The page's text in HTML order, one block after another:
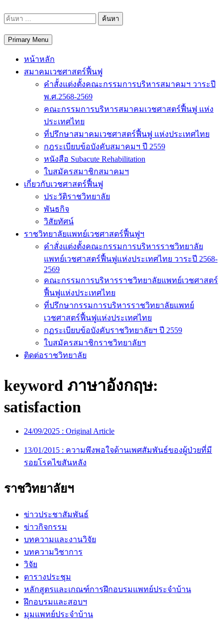
ค้นหา
Primary Menu
หน้าหลัก
สมาคมเวชศาสตร์ฟื้นฟู
คำสั้งแต่งตั้งคณะกรรมการบริหารสมาคมฯ วาระปี
พ.ศ.2568-2569
คณะกรรมการบริหารสมาคมเวชศาสตร์ฟื้นฟู แห่ง
ประเทศไทย
ที่ปรึกษาสมาคมเวชศาสตร์ฟื้นฟู แห่งประเทศไทย
กฎระเบียบข้อบังคับสมาคมฯ ปี 2559
หนังสือ Subacute Rehabilitation
ใบสมัครสมาชิกสมาคมฯ
เกี่ยวกับเวชศาสตร์ฟื้นฟู
ประวัติราชวิทยาลัย
พันธกิจ
วิสัยทัศน์
ราชวิทยาลัยแพทย์เวชศาสตร์ฟื้นฟูฯ
คำสั่งแต่งตั้งคณะกรรมการบริหารราชวิทยาลัย
แพทย์เวชศาสตร์ฟื้นฟูแห่งประเทศไทย วาระปี 2568-
2569
คณะกรรมการบริหารราชวิทยาลัยแพทย์เวชศาสตร์
ฟื้นฟูแห่งประเทศไทย
ที่ปรึกษากรรมการบริหารราชวิทยาลัยแพทย์
เวชศาสตร์ฟื้นฟูแห่งประเทศไทย
กฏระเบียบข้อบังคับราชวิทยาลัยฯ ปี 2559
ใบสมัครสมาชิกราชวิทยาลัยฯ
ติดต่อราชวิทยาลัย
keyword ภาษาอังกฤษ:
satisfaction
24/09/2025 : Original Article
13/01/2015 : ความพึงพอใจด้านเพศสัมพันธ์ของผู้ป่วยที่มี
รอยโรคไขสันหลัง
ราชวิทยาลัยฯ
ข่าวประชาสัมพันธ์
ข่าวกิจกรรม
บทความและงานวิจัย
บทความวิชาการ
วิจัย
ตารางประชุม
หลักสูตรและเกณฑ์การฝึกอบรมแพทย์ประจำบ้าน
ฝึกอบรมและสอบฯ
มุมแพทย์ประจำบ้าน